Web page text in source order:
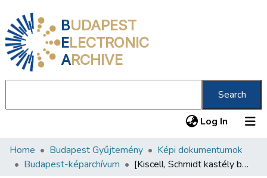
BUDAPEST
ELECTRONIC
ARCHIVE
Search
Log In (current)
Communities & Collections
Home Budapest Gyűjtemény
Képi dokumentumok
Budapest-képarchívum
[Kiscell, Schmidt kastély bejárata]